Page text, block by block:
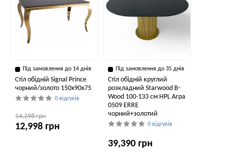
Під замовлення до 14 днів
Стіл обідній Signal Prince
чорний/золото 150x90x75
0 відгуків
14,298 грн
12,998 грн
Під замовлення до 35 днів
Стіл обідній круглий
розкладний Starwood B-
Wood 100-133 см HPL Arpa
0509 ERRE
чорний+золотий
0 відгуків
39,390 грн